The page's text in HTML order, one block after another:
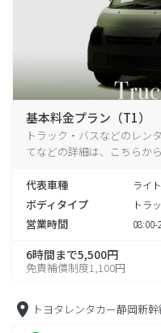
基本料金プラン（T1）
トラック・バスなどのレン
てなどの詳細は、こちらか
代表車種 ライ
ボディタイプ トラ
営業時間 08:00-
6時間まで5,500円
免責補償制度1,100円
トヨタレンタカー静岡新